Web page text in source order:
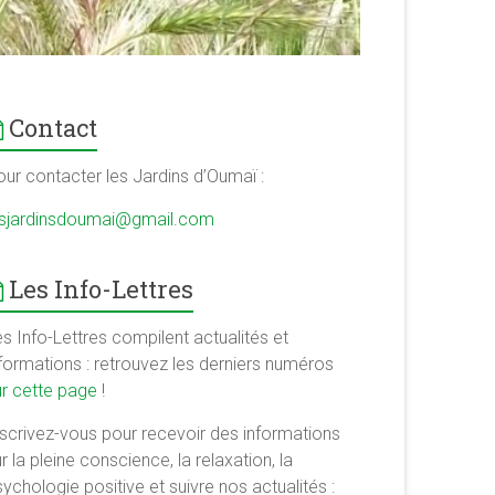
Contact
contacter les Jardins d’Oumaï :
Les Info-Lettres
Info-Lettres compilent actualités et
: retrouvez les derniers numéros
cette page !
vous pour recevoir des informations
la pleine conscience, la relaxation, la
positive et suivre nos actualités :